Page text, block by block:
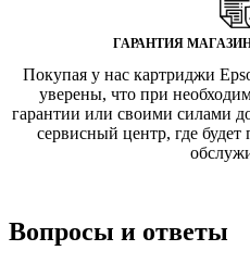
ГАРАНТИЯ
Покупая у нас картриджи
уверены, что при
гарантии или своими силами
сервисный центр, где будет
Вопросы и ответы